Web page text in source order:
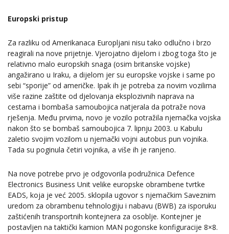
Europski pristup
Za razliku od Amerikanaca Europljani nisu tako odlučno i brzo
reagirali na nove prijetnje. Vjerojatno dijelom i zbog toga što je
relativno malo europskih snaga (osim britanske vojske)
angažirano u Iraku, a dijelom jer su europske vojske i same po
sebi “sporije” od američke. Ipak ih je potreba za novim vozilima
više razine zaštite od djelovanja eksplozivnih naprava na
cestama i bombaša samoubojica natjerala da potraže nova
rješenja. Među prvima, novo je vozilo potražila njemačka vojska
nakon što se bombaš samoubojica 7. lipnju 2003. u Kabulu
zaletio svojim vozilom u njemački vojni autobus pun vojnika.
Tada su poginula četiri vojnika, a više ih je ranjeno.
Na nove potrebe prvo je odgovorila podružnica Defence
Electronics Business Unit velike europske obrambene tvrtke
EADS, koja je već 2005. sklopila ugovor s njemačkim Saveznim
uredom za obrambenu tehnologiju i nabavu (BWB) za isporuku
zaštićenih transportnih kontejnera za osoblje. Kontejner je
postavljen na taktički kamion MAN pogonske konfiguracije 8×8.